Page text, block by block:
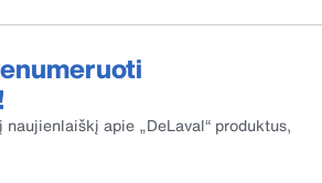
apie „DeLaval“ produktus,